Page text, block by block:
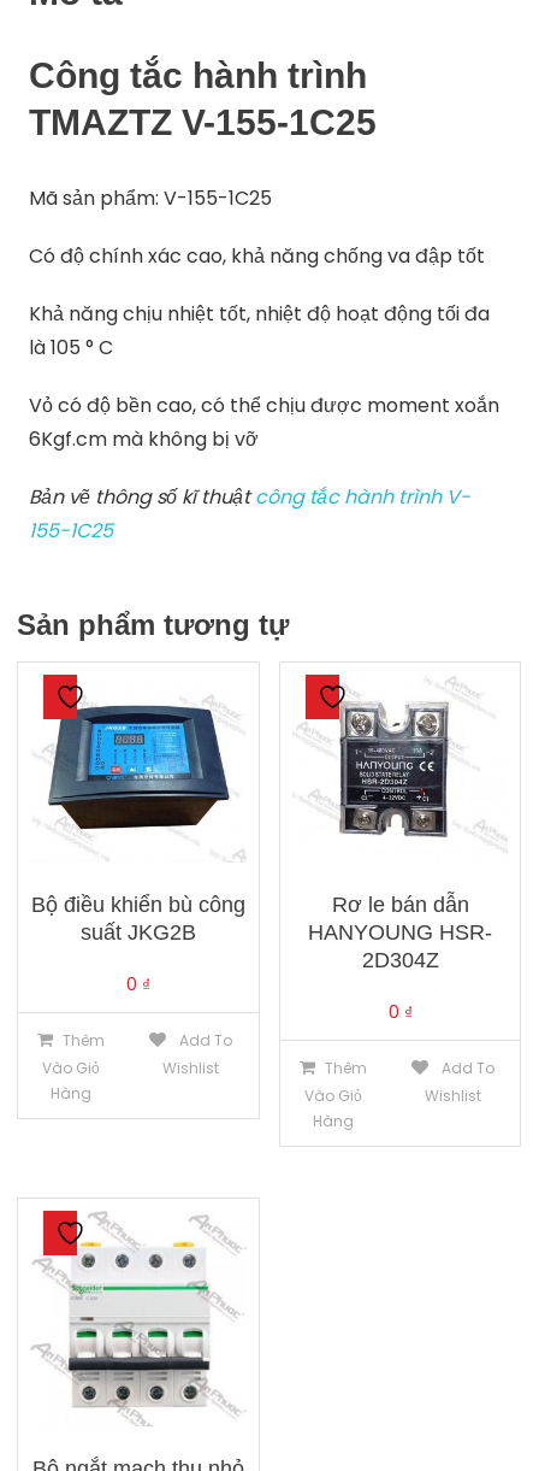
Công tắc hành trình
TMAZTZ V-155-1C25
Mã sản phẩm: V-155-1C25
Có độ chính xác cao, khả năng chống va đập tốt
Khả năng chịu nhiệt tốt, nhiệt độ hoạt động tối đa
là 105 ° C
Vỏ có độ bền cao, có thể chịu được moment xoắn
6Kgf.cm mà không bị vỡ
Bản vẽ thông số kĩ thuậtcông tắc hành trình V-
155-1C25
Sản phẩm tương tự
Bộ điều khiển bù công
suất JKG2B
0 ₫
Thêm
Vào Giỏ
Hàng
Add To
Wishlist
Rơ le bán dẫn
HANYOUNG HSR-
2D304Z
0 ₫
Thêm
Vào Giỏ
Hàng
Add To
Wishlist